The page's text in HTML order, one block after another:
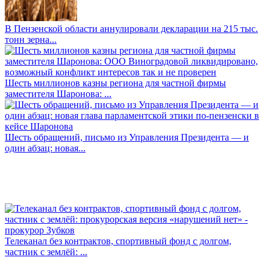
В Пензенской области аннулировали декларации на 215 тыс.
тонн зерна...
Шесть миллионов казны региона для частной фирмы
заместителя Шаронова: ...
Шесть обращений, письмо из Управления Президента — и
один абзац: новая...
Телеканал без контрактов, спортивный фонд с долгом,
частник с землёй: ...